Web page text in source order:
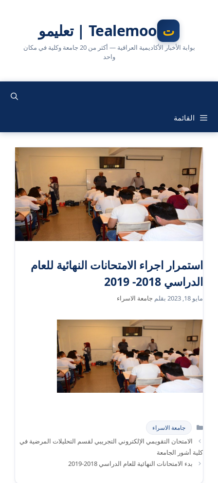
Tealemoo | تعليمو
بوابة الأخبار الأكاديمية العراقية — أكثر من 20 جامعة وكلية في مكان
واحد
القائمة
استمرار اجراء الامتحانات النهائية للعام
الدراسي 2018- 2019
مايو 18, 2023 بقلم جامعة الاسراء
التصنيفات
جامعة الاسراء
الامتحان التقويمي الإلكتروني التجريبي لقسم التحليلات المرضية في
كلية أشور الجامعة
بدء الامتحانات النهائية للعام الدراسي 2018-2019